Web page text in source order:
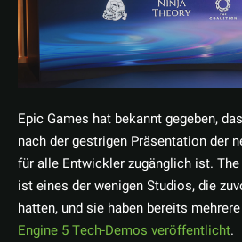
Epic Games hat bekannt gegeben,
nach der gestrigen Präsentation der
für alle Entwickler zugänglich ist.
ist eines der wenigen Studios, die
hatten, und sie haben bereits mehrere
Engine 5 Tech-Demos veröffentlicht.